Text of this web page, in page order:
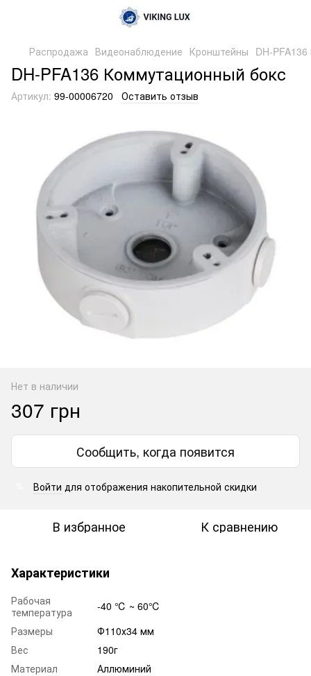
Распродажа Видеонаблюдение Кронштейны DH-
DH-PFA136 Коммутационный бокс
Артикул: 99-00006720 Оставить отзыв
Нет в наличии
307 грн
Сообщить, когда появится
Войти для отображения накопительной скидки
В избранное К сравнению
Характеристики
Рабочая
температура
-40 ℃ ~ 60℃
Размеры
Ф110х34 мм
Вес
190г
Материал
Аллюминий